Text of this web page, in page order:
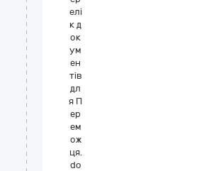
елі
к д
ок
ум
ен
тів
дл
я П
ер
ем
ож
ця.
do